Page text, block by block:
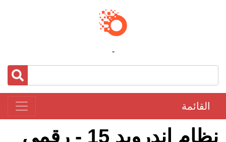
-
القائمة
نظام اندرويد 15 - رقمي